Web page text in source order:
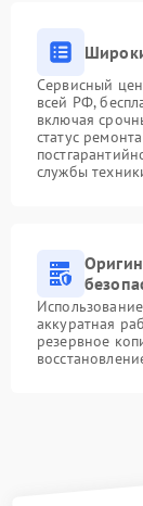
Сервисный
всей РФ,
включая
статус
службы
аккуратная
резервное